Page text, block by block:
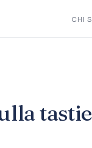
CHI